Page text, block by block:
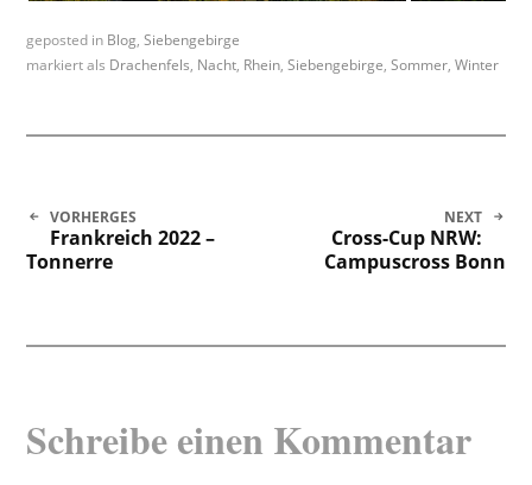
geposted in Blog,Siebengebirge
markiert als Drachenfels, Nacht, Rhein,Siebengebirge,Sommer,Winter
Beitragsnavigation
VORHERGES
Frankreich 2022 –
Tonnerre
NEXT
Cross-Cup NRW:
Campuscross Bonn
Schreibe einen Kommentar